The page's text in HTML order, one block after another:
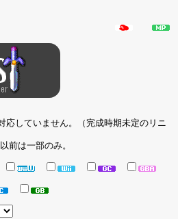
応していません。（完成時期未定のリニ
以前は一部のみ。